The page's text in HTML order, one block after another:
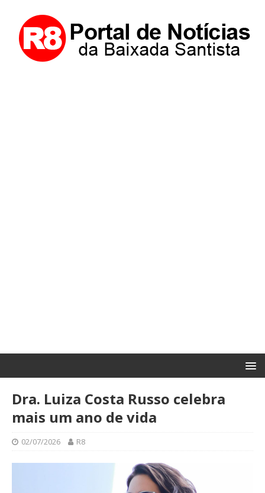
Dra. Luiza Costa Russo celebra
mais um ano de vida
02/07/2026 R8